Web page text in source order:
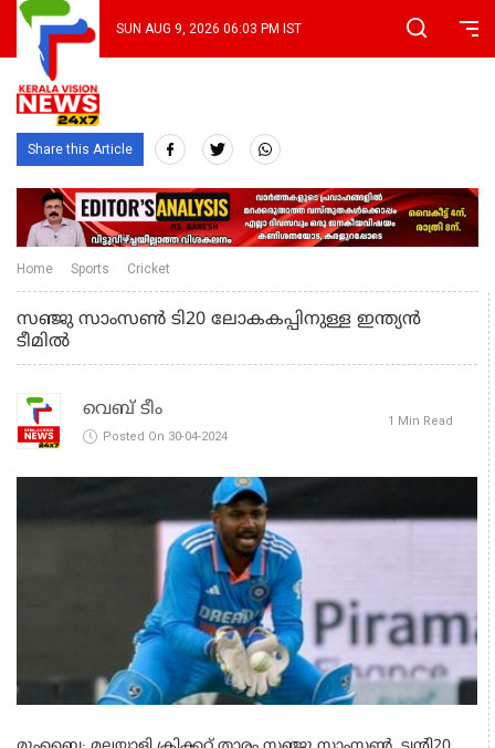
SUN AUG 9, 2026 06:03 PM IST
Share this Article
Home Sports Cricket
സഞ്ജു സാംസൺ ടി20 ലോകകപ്പിനുള്ള ഇന്ത്യൻ
ടീമിൽ
വെബ് ടീം
Posted On 30-04-2024
1 Min Read